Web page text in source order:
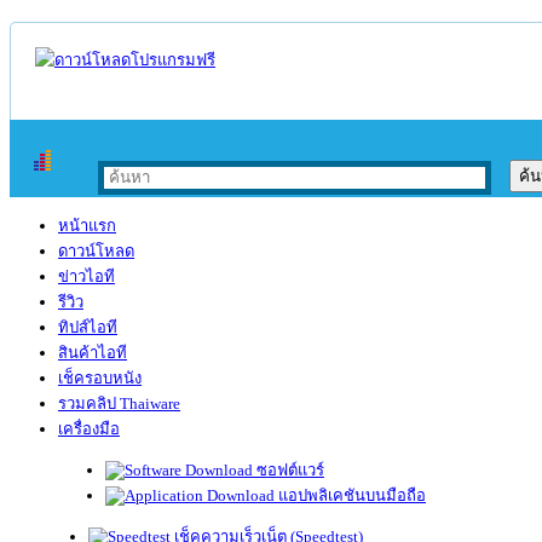
หน้าแรก
ดาวน์โหลด
ข่าวไอที
รีวิว
ทิปส์ไอที
สินค้าไอที
เช็ครอบหนัง
รวมคลิป Thaiware
เครื่องมือ
ซอฟต์แวร์
แอปพลิเคชันบนมือถือ
เช็คความเร็วเน็ต (Speedtest)